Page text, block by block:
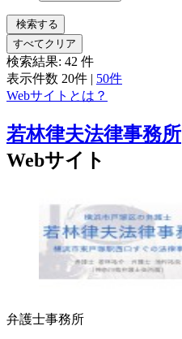
検索する
すべてクリア
検索結果: 42 件
表示件数 20件 | 50件
Webサイトとは？
若林律夫法律事務所
Webサイト
弁護士事務所